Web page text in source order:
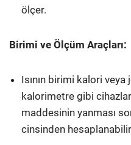
ölçer.
Birimi ve Ölçüm Araçları:
Isının birimi kalori
kalorimetre gibi
maddesinin yanması
cinsinden